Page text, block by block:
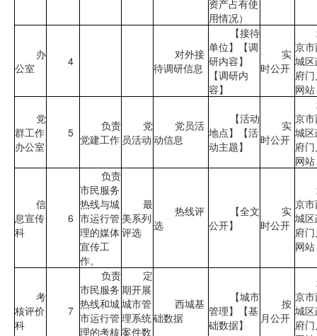
资产占有使
用情况）
办
公室
4
对外接
待调研信息
【接待
单位】【调
研内容】
【调研内
容】
实
时公开
京
城
府
网站
党
群工作
办公室
5
负责
党建工作
党
员活动
党员活
动信息
【活动
地点】【活
动主题】
实
时公开
京
城
府
网站
信
息宣传
科
6
负责
市民服务
热线与城
市运行管
理的媒体
宣传工
作。
最
美系列
评选
热线评
选
【全文
公开】
实
时公开
京
城
府
网站
考
核评价
科
7
负责
市民服务
热线和城
市运行管
理的考核
定
期开展
城市管
理系统
案件数
西城基
础数据
【城市
管理】【基
础数据】
按
月公开
京
城
府